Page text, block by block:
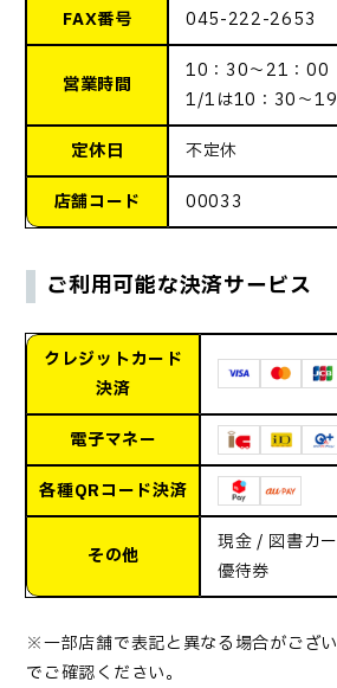
FAX番号 045-222-2653
営業時間
10：30～21：
1/1は10：30～19
定休日 不定休
店舗コード 00033
ご利用可能な決済サービス
クレジットカード
決済
電子マネー
各種QRコード決済
その他
現金 / 図書カ
優待券
※一部店舗で表記と異なる場合がござ
でご確認ください。